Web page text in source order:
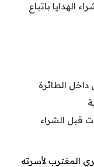
الهدايا باتباع
الطائرة
قبل الشراء
المغترب لأسرته